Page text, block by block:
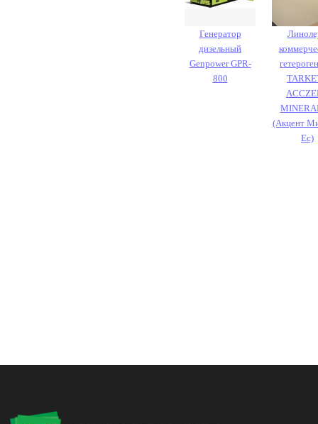
Генератор
дизельный
Genpower GPR-
800
(Акцент
Ес)